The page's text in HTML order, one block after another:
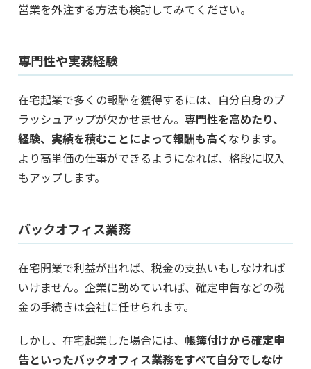
営業を外注する方法も検討してみてください。
専門性や実務経験
在宅起業で多くの報酬を獲得するには、自分自身のブ
ラッシュアップが欠かせません。 専門性を高めたり、
経験、実績を積むことによって報酬も高く なります。
より高単価の仕事ができるようになれば、格段に収入
もアップします。
バックオフィス業務
在宅開業で利益が出れば、税金の支払いもしなければ
いけません。企業に勤めていれば、確定申告などの税
金の手続きは会社に任せられます。
しかし、在宅起業した場合には、 帳簿付けから確定申
告といったバックオフィス業務をすべて自分でしなけ